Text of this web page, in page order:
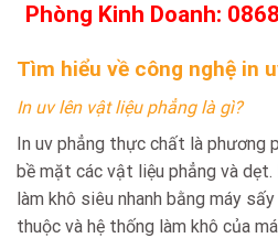
Phòng Kinh Doanh:
Tìm hiểu về công nghệ in
In uv lên vật liệu phẳng là gì?
In uv phẳng thực chất là phương
bề mặt các vật liệu phẳng và
làm khô siêu nhanh bằng máy
thuộc và hệ thống làm khô của